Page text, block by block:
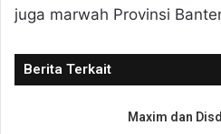
juga marwah Provinsi
Berita Terkait
Maxim dan